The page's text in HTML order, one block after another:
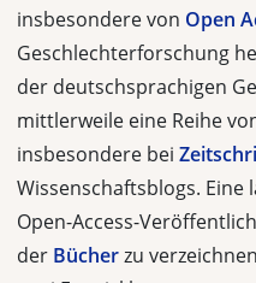
insbesondere von Open
Geschlechterforschung
der deutschsprachigen
mittlerweile eine Reihe
insbesondere bei
Wissenschaftsblogs. Eine
Open-Access-
der Bücherzu